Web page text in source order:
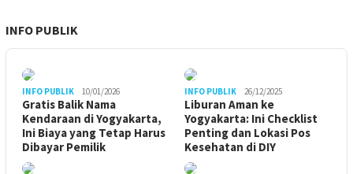
INFO PUBLIK
INFO PUBLIK 10/01/2026
Gratis Balik Nama
Kendaraan di Yogyakarta,
Ini Biaya yang Tetap Harus
Dibayar Pemilik
INFO PUBLIK 26/12/2025
Liburan Aman ke
Yogyakarta: Ini Checklist
Penting dan Lokasi Pos
Kesehatan di DIY